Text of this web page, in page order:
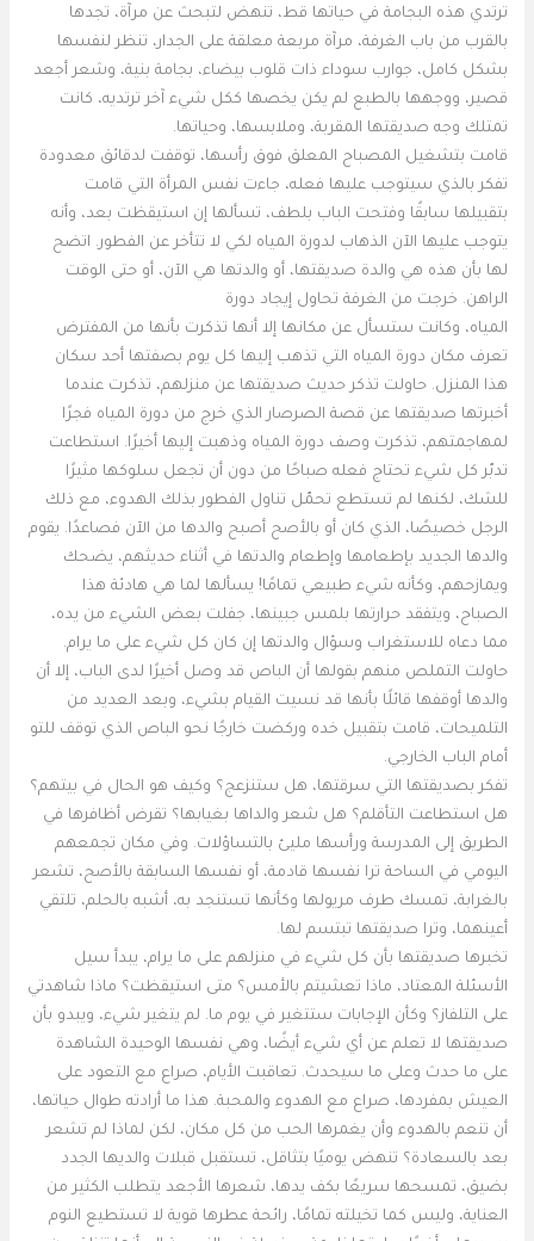
ترتدي هذه البجامة في حياتها قط، تنهض لتبحث عن مرآة، تجدها
بالقرب من باب الغرفة، مرآة مربعة معلقة على الجدار، تنظر لنفسها
بشكل كامل، جوارب سوداء ذات قلوب بيضاء، بجامة بنية، وشعر أجعد
قصير، ووجهها بالطبع لم يكن يخصها ككل شيء آخر ترتديه، كانت
تمتلك وجه صديقتها المقربة، وملابسها، وحياتها.
قامت بتشغيل المصباح المعلق فوق رأسها، توقفت لدقائق معدودة
تفكر بالذي سيتوجب عليها فعله، جاءت نفس المرأة التي قامت
بتقبيلها سابقًا وفتحت الباب بلطف، تسألها إن استيقظت بعد، وأنه
يتوجب عليها الآن الذهاب لدورة المياه لكي لا تتأخر عن الفطور. اتضح
لها بأن هذه هي والدة صديقتها، أو والدتها هي الآن، أو حتى الوقت
الراهن. خرجت من الغرفة تحاول إيجاد دورة
المياه، وكانت ستسأل عن مكانها إلا أنها تذكرت بأنها من المفترض
تعرف مكان دورة المياه التي تذهب إليها كل يوم بصفتها أحد سكان
هذا المنزل. حاولت تذكر حديث صديقتها عن منزلهم، تذكرت عندما
أخبرتها صديقتها عن قصة الصرصار الذي خرج من دورة المياه فجرًا
لمهاجمتهم، تذكرت وصف دورة المياه وذهبت إليها أخيرًا. استطاعت
تدبّر كل شيء تحتاج فعله صباحًا من دون أن تجعل سلوكها مثيرًا
للشك، لكنها لم تستطع تحمّل تناول الفطور بذلك الهدوء، مع ذلك
الرجل خصيصًا، الذي كان أو بالأصح أصبح والدها من الآن فصاعدًا. يقوم
والدها الجديد بإطعامها وإطعام والدتها في أثناء حديثهم، يضحك
ويمازحهم، وكأنه شيء طبيعي تمامًا! يسألها لما هي هادئة هذا
الصباح، ويتفقد حرارتها بلمس جبينها، جفلت بعض الشيء من يده،
مما دعاه للاستغراب وسؤال والدتها إن كان كل شيء على ما يرام.
حاولت التملص منهم بقولها أن الباص قد وصل أخيرًا لدى الباب، إلا أن
والدها أوقفها قائلًا بأنها قد نسيت القيام بشيء، وبعد العديد من
التلميحات، قامت بتقبيل خده وركضت خارجًا نحو الباص الذي توقف للتو
أمام الباب الخارجي.
تفكر بصديقتها التي سرقتها، هل ستنزعج؟ وكيف هو الحال في بيتهم؟
هل استطاعت التأقلم؟ هل شعر والداها بغيابها؟ تقرض أظافرها في
الطريق إلى المدرسة ورأسها مليئ بالتساؤلات. وفي مكان تجمعهم
اليومي في الساحة ترا نفسها قادمة، أو نفسها السابقة بالأصح، تشعر
بالغرابة، تمسك طرف مريولها وكأنها تستنجد به، أشبه بالحلم، تلتقي
أعينهما، وترا صديقتها تبتسم لها.
تخبرها صديقتها بأن كل شيء في منزلهم على ما يرام، يبدأ سيل
الأسئلة المعتاد، ماذا تعشيتم بالأمس؟ متى استيقظت؟ ماذا شاهدتي
على التلفاز؟ وكأن الإجابات ستتغير في يوم ما. لم يتغير شيء، ويبدو بأن
صديقتها لا تعلم عن أي شيء أيضًا، وهي نفسها الوحيدة الشاهدة
على ما حدث وعلى ما سيحدث. تعاقبت الأيام، صراع مع التعود على
العيش بمفردها، صراع مع الهدوء والمحبة. هذا ما أرادته طوال حياتها،
أن تنعم بالهدوء وأن يغمرها الحب من كل مكان، لكن لماذا لم تشعر
بعد بالسعادة؟ تنهض يوميًا بتثاقل، تستقبل قبلات والديها الجدد
بضيق، تمسحها سريعًا بكف يدها، شعرها الأجعد يتطلب الكثير من
العناية، وليس كما تخيلته تمامًا، رائحة عطرها قوية لا تستطيع النوم